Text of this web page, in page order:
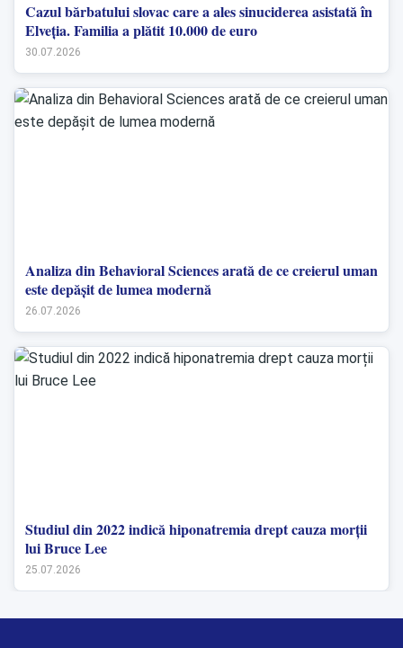
Cazul bărbatului slovac care a ales sinuciderea asistată în
Elveția. Familia a plătit 10.000 de euro
30.07.2026
Analiza din Behavioral Sciences arată de ce creierul uman
este depășit de lumea modernă
26.07.2026
Studiul din 2022 indică hiponatremia drept cauza morții
lui Bruce Lee
25.07.2026